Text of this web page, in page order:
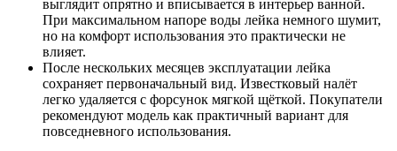
выглядит опрятно и вписывается в интерьер ванной.
При максимальном напоре воды лейка немного шумит,
но на комфорт использования это практически не
влияет.
После нескольких месяцев эксплуатации лейка
сохраняет первоначальный вид. Известковый налёт
легко удаляется с форсунок мягкой щёткой. Покупатели
рекомендуют модель как практичный вариант для
повседневного использования.